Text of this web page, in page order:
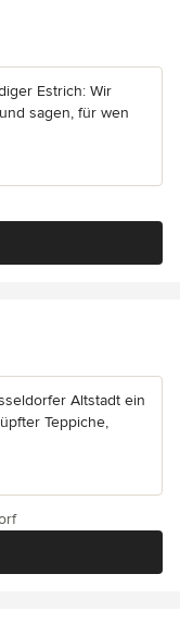
Estrich: Wir
sagen, für wen
Altstadt ein
Teppiche,